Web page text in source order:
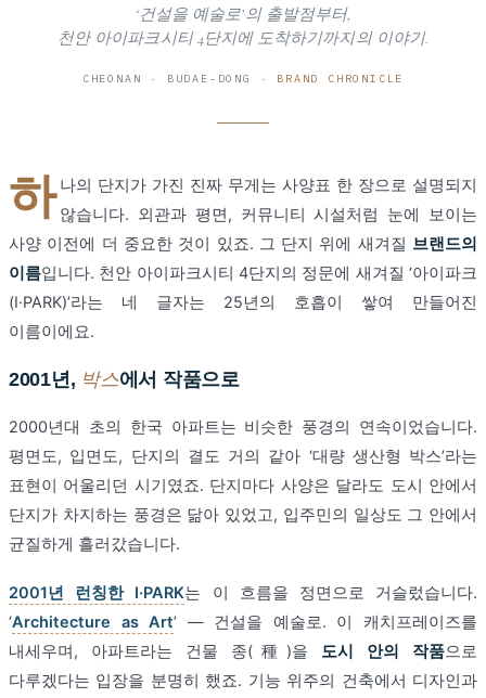
‘건설을 예술로’의 출발점부터,
천안 아이파크시티 4단지에 도착하기까지의 이야기.
CHEONAN · BUDAE-DONG · BRAND CHRONICLE
하 나의 단지가 가진 진짜 무게는 사양표 한 장으로 설명되지
않습니다. 외관과 평면, 커뮤니티 시설처럼 눈에 보이는
사양 이전에 더 중요한 것이 있죠. 그 단지 위에 새겨질 브랜드의
이름입니다. 천안 아이파크시티 4단지의 정문에 새겨질 ‘아이파크
(I·PARK)’라는 네 글자는 25년의 호흡이 쌓여 만들어진
이름이에요.
2001년, 박스에서 작품으로
2000년대 초의 한국 아파트는 비슷한 풍경의 연속이었습니다.
평면도, 입면도, 단지의 결도 거의 같아 ‘대량 생산형 박스’라는
표현이 어울리던 시기였죠. 단지마다 사양은 달라도 도시 안에서
단지가 차지하는 풍경은 닮아 있었고, 입주민의 일상도 그 안에서
균질하게 흘러갔습니다.
2001년 런칭한 I·PARK는 이 흐름을 정면으로 거슬렀습니다.
‘Architecture as Art’ — 건설을 예술로. 이 캐치프레이즈를
내세우며, 아파트라는 건물 종(種)을 도시 안의 작품으로
다루겠다는 입장을 분명히 했죠. 기능 위주의 건축에서 디자인과